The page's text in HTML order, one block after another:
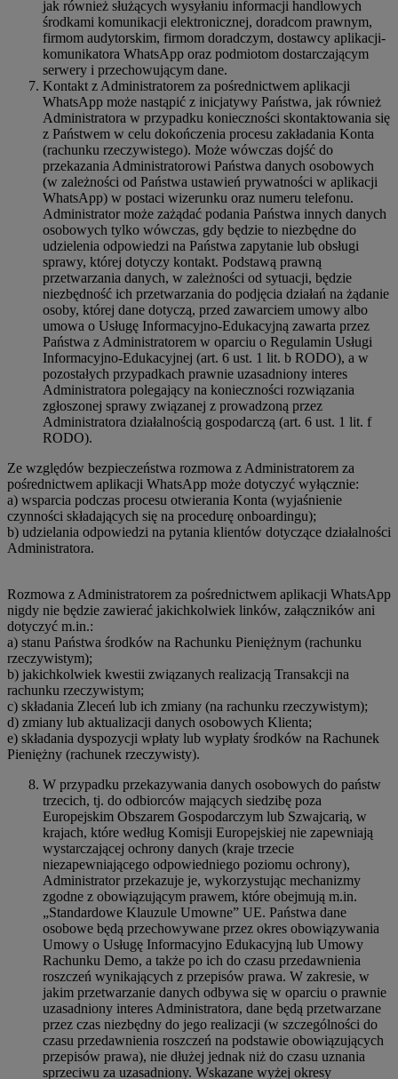
jak również służących wysyłaniu informacji handlowych
środkami komunikacji elektronicznej, doradcom prawnym,
firmom audytorskim, firmom doradczym, dostawcy aplikacji-
komunikatora WhatsApp oraz podmiotom dostarczającym
serwery i przechowującym dane.
Kontakt z Administratorem za pośrednictwem aplikacji
WhatsApp może nastąpić z inicjatywy Państwa, jak również
Administratora w przypadku konieczności skontaktowania się
z Państwem w celu dokończenia procesu zakładania Konta
(rachunku rzeczywistego). Może wówczas dojść do
przekazania Administratorowi Państwa danych osobowych
(w zależności od Państwa ustawień prywatności w aplikacji
WhatsApp) w postaci wizerunku oraz numeru telefonu.
Administrator może zażądać podania Państwa innych danych
osobowych tylko wówczas, gdy będzie to niezbędne do
udzielenia odpowiedzi na Państwa zapytanie lub obsługi
sprawy, której dotyczy kontakt. Podstawą prawną
przetwarzania danych, w zależności od sytuacji, będzie
niezbędność ich przetwarzania do podjęcia działań na żądanie
osoby, której dane dotyczą, przed zawarciem umowy albo
umowa o Usługę Informacyjno-Edukacyjną zawarta przez
Państwa z Administratorem w oparciu o Regulamin Usługi
Informacyjno-Edukacyjnej (art. 6 ust. 1 lit. b RODO), a w
pozostałych przypadkach prawnie uzasadniony interes
Administratora polegający na konieczności rozwiązania
zgłoszonej sprawy związanej z prowadzoną przez
Administratora działalnością gospodarczą (art. 6 ust. 1 lit. f
RODO).
Ze względów bezpieczeństwa rozmowa z Administratorem za
pośrednictwem aplikacji WhatsApp może dotyczyć wyłącznie:
a) wsparcia podczas procesu otwierania Konta (wyjaśnienie
czynności składających się na procedurę onboardingu);
b) udzielania odpowiedzi na pytania klientów dotyczące działalności
Administratora.
Rozmowa z Administratorem za pośrednictwem aplikacji WhatsApp
nigdy nie będzie zawierać jakichkolwiek linków, załączników ani
dotyczyć m.in.:
a) stanu Państwa środków na Rachunku Pieniężnym (rachunku
rzeczywistym);
b) jakichkolwiek kwestii związanych realizacją Transakcji na
rachunku rzeczywistym;
c) składania Zleceń lub ich zmiany (na rachunku rzeczywistym);
d) zmiany lub aktualizacji danych osobowych Klienta;
e) składania dyspozycji wpłaty lub wypłaty środków na Rachunek
Pieniężny (rachunek rzeczywisty).
W przypadku przekazywania danych osobowych do państw
trzecich, tj. do odbiorców mających siedzibę poza
Europejskim Obszarem Gospodarczym lub Szwajcarią, w
krajach, które według Komisji Europejskiej nie zapewniają
wystarczającej ochrony danych (kraje trzecie
niezapewniającego odpowiedniego poziomu ochrony),
Administrator przekazuje je, wykorzystując mechanizmy
zgodne z obowiązującym prawem, które obejmują m.in.
„Standardowe Klauzule Umowne” UE. Państwa dane
osobowe będą przechowywane przez okres obowiązywania
Umowy o Usługę Informacyjno Edukacyjną lub Umowy
Rachunku Demo, a także po ich do czasu przedawnienia
roszczeń wynikających z przepisów prawa. W zakresie, w
jakim przetwarzanie danych odbywa się w oparciu o prawnie
uzasadniony interes Administratora, dane będą przetwarzane
przez czas niezbędny do jego realizacji (w szczególności do
czasu przedawnienia roszczeń na podstawie obowiązujących
przepisów prawa), nie dłużej jednak niż do czasu uznania
sprzeciwu za uzasadniony. Wskazane wyżej okresy